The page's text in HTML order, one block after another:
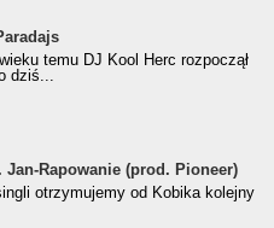
za
Album Roku
temu DJ Kool Herc rozpoczął
dziś...
(prod. Pioneer)
Rapowanie (prod. Pioneer)
otrzymujemy od Kobika kolejny